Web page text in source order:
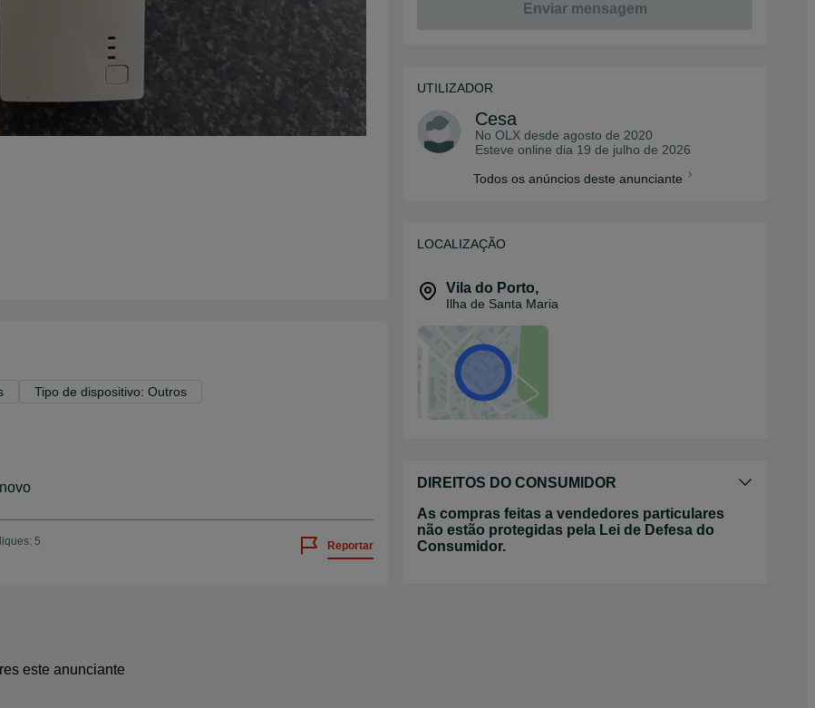
Tipo de dispositivo: Outros
5 Reportar
este anunciante
Enviar mensagem
UTILIZADOR
Cesa
No OLX desde agosto de 2020
Esteve online dia 19 de julho de 2026
Todos os anúncios deste anunciante
LOCALIZAÇÃO
Vila do Porto,
Ilha de Santa Maria
DIREITOS DO CONSUMIDOR
As compras feitas a vendedores particulares
não estão protegidas pela Lei de Defesa do
Consumidor.